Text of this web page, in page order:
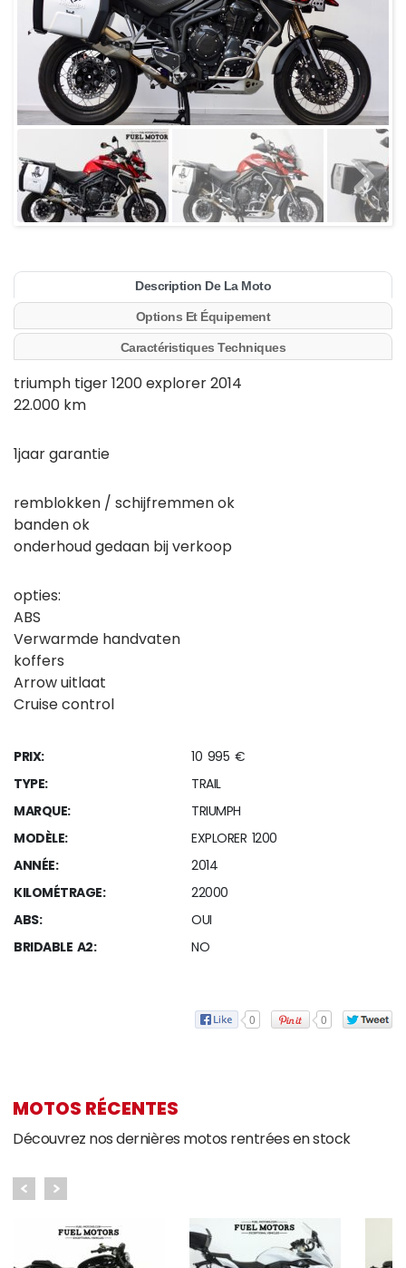
Description De La Moto
Options Et Équipement
Caractéristiques Techniques
triumph tiger 1200 explorer 2014
22.000 km
1jaar garantie
remblokken / schijfremmen ok
banden ok
onderhoud gedaan bij verkoop
opties:
ABS
Verwarmde handvaten
koffers
Arrow uitlaat
Cruise control
PRIX:
10 995 €
TYPE:
TRAIL
MARQUE:
TRIUMPH
MODÈLE:
EXPLORER 1200
ANNÉE:
2014
KILOMÉTRAGE:
22000
ABS:
OUI
BRIDABLE A2:
NO
0 0
MOTOS RÉCENTES
Découvrez nos dernières motos rentrées en stock